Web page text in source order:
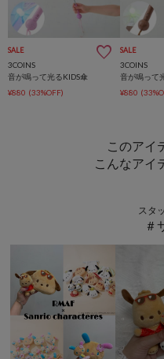
SALE
3COINS
音が鳴って光るKIDS傘
¥880 (33%OFF)
SALE
3COINS
音が鳴って
¥880
このアイ
こんなアイ
スタ
＃